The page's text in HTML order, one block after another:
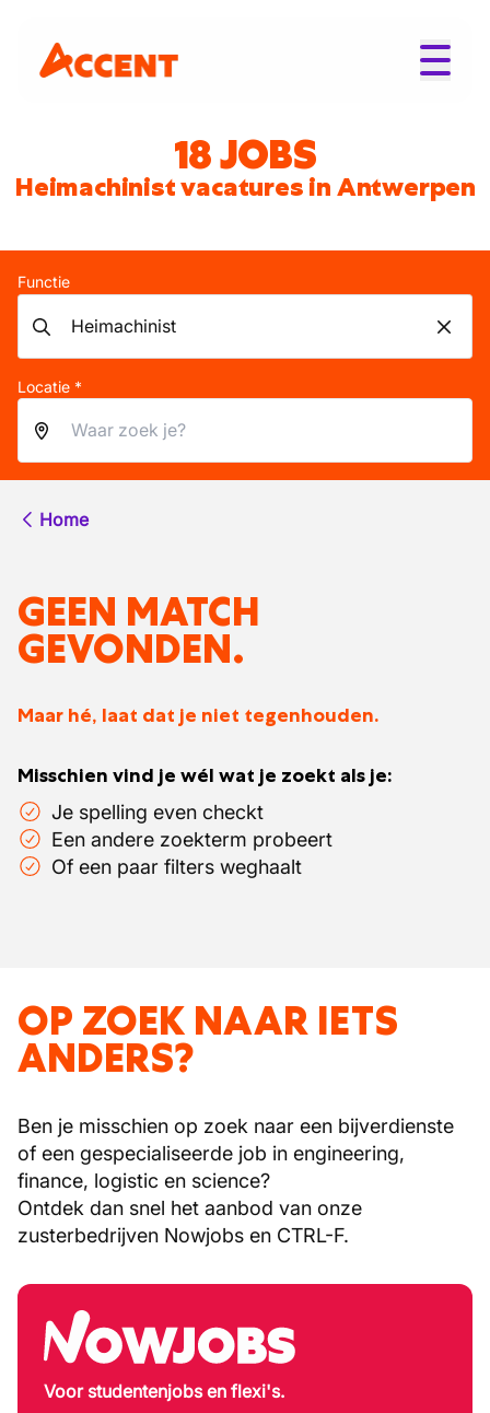
18 JOBS
Heimachinist vacatures in Antwerpen
Functie
Locatie *
Home
GEEN MATCH
GEVONDEN.
Maar hé, laat dat je niet tegenhouden.
Misschien vind je wél wat je zoekt als je:
Je spelling even checkt
Een andere zoekterm probeert
Of een paar filters weghaalt
OP ZOEK NAAR IETS
ANDERS?
Ben je misschien op zoek naar een bijverdienste
of een gespecialiseerde job in engineering,
finance, logistic en science?
Ontdek dan snel het aanbod van onze
zusterbedrijven Nowjobs en CTRL-F.
Voor studentenjobs en flexi's.